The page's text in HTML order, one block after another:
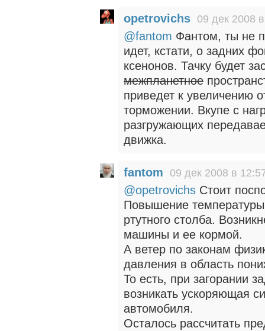
opetrovichs 09 дек 2008
@fantom Фантом, ты не
идет, кстати, о задних
ксенонов. Тачку будет
межпланетное
приведет к увеличению
торможении. Вкупе с
разгружающих
движка.
fantom 09 дек 2008 в
@opetrovichs Стоит
Повышение
ртутного столба.
машины и ее кормой.
А ветер по законам
давления в область
То есть, при загорании
возникать ускоряющая
автомобиля.
Осталось рассчитать